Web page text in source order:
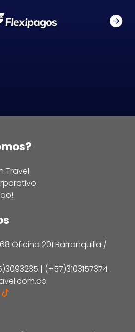
Travel
Oficina 201 Barranquilla /
| (+57)3103157374